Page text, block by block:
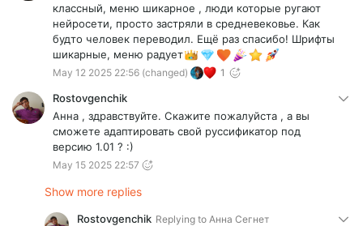
классный, меню шикарное , люди которые ругают
нейросети, просто застряли в средневековье. Как
будто человек переводил. Ещё раз спасибо! Шрифты
шикарные, меню радует
May 12 2025 22:56 (changed) 1
Rostovgenchik
Анна , здравствуйте. Скажите пожалуйста , а вы
сможете адаптировать свой руссификатор под
версию 1.01 ? :)
May 15 2025 22:57
Show more replies
Rostovgenchik Replying to Анна Сегнет